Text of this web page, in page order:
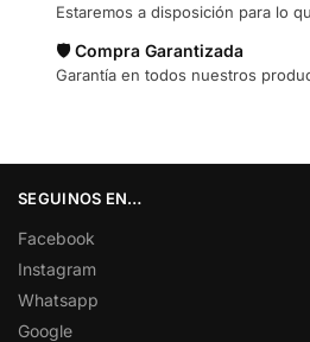
Estaremos a disposición para lo
🛡️ Compra Garantizada
Garantía en todos nuestros
SEGUINOS EN…
Facebook
Instagram
Whatsapp
Google